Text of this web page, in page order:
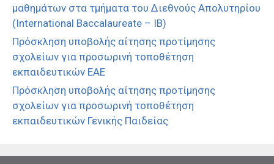
μαθημάτων στα τμήματα του Διεθνούς Απολυτηρίου
(International Baccalaureate – IB)
Πρόσκληση υποβολής αίτησης προτίμησης
σχολείων για προσωρινή τοποθέτηση
εκπαιδευτικών ΕΑΕ
Πρόσκληση υποβολής αίτησης προτίμησης
σχολείων για προσωρινή τοποθέτηση
εκπαιδευτικών Γενικής Παιδείας